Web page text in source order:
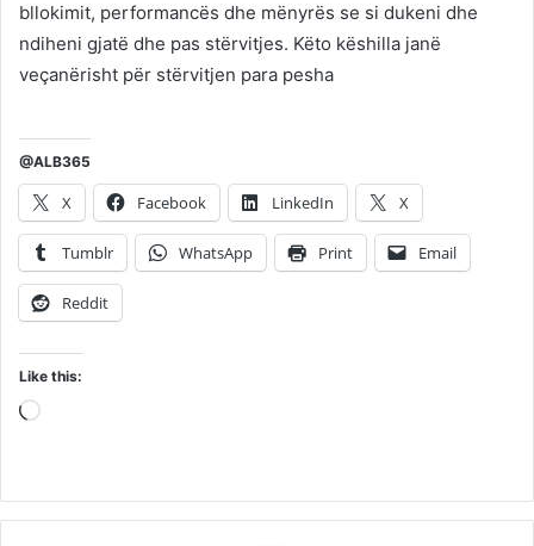
bllokimit, performancës dhe mënyrës se si dukeni dhe
ndiheni gjatë dhe pas stërvitjes. Këto këshilla janë
veçanërisht për stërvitjen para pesha
@ALB365
X Facebook LinkedIn X
Tumblr WhatsApp Print Email
Reddit
Like this:
Loading…